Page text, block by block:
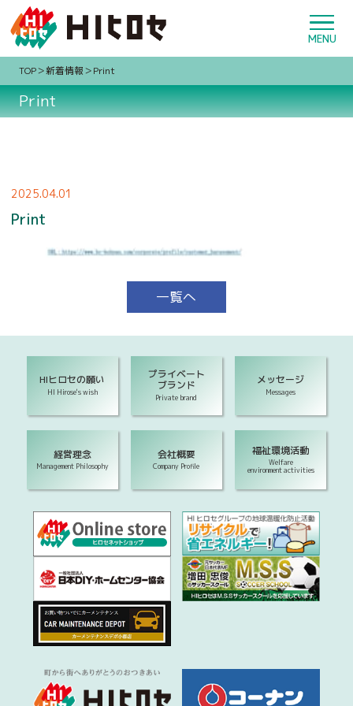
TOP 新着情報 Print
Print
2025.04.01
Print
一覧へ
HIヒロセの願い
HI Hirose's wish
プライベート
ブランド
Private brand
メッセージ
Messages
経営理念
Management Philosophy
会社概要
Company Profile
福祉環境活動
Welfare
environment activities